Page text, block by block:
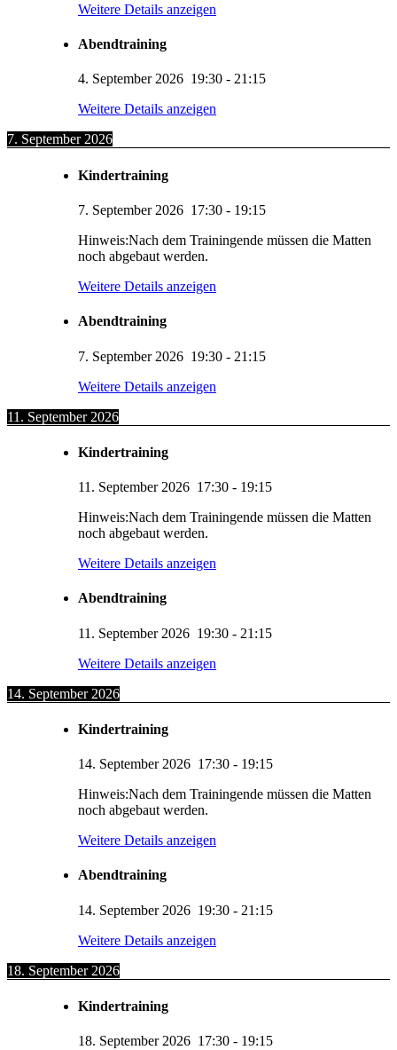
Weitere Details anzeigen
Abendtraining
4. September 2026 19:30 - 21:15
Weitere Details anzeigen
7. September 2026
Kindertraining
7. September 2026 17:30 - 19:15
Hinweis:Nach dem Trainingende müssen die Matten
noch abgebaut werden.
Weitere Details anzeigen
Abendtraining
7. September 2026 19:30 - 21:15
Weitere Details anzeigen
11. September 2026
Kindertraining
11. September 2026 17:30 - 19:15
Hinweis:Nach dem Trainingende müssen die Matten
noch abgebaut werden.
Weitere Details anzeigen
Abendtraining
11. September 2026 19:30 - 21:15
Weitere Details anzeigen
14. September 2026
Kindertraining
14. September 2026 17:30 - 19:15
Hinweis:Nach dem Trainingende müssen die Matten
noch abgebaut werden.
Weitere Details anzeigen
Abendtraining
14. September 2026 19:30 - 21:15
Weitere Details anzeigen
18. September 2026
Kindertraining
18. September 2026 17:30 - 19:15